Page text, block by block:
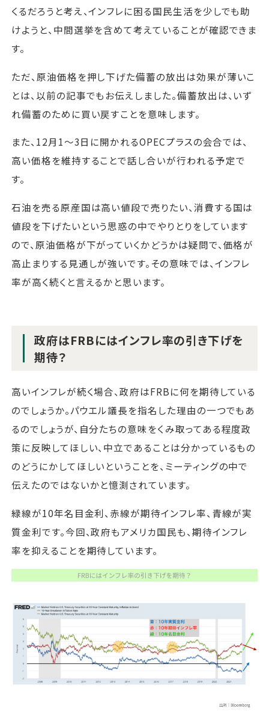
くるだろうと考え、インフレに困る国民生活を少しでも助
けようと、中間選挙を含めて考えていることが確認できま
す。
ただ、原油価格を押し下げた備蓄の放出は効果が薄いこ
とは、以前の記事でもお伝えしました。備蓄放出は、いず
れ備蓄のために買い戻すことを意味します。
また、12月1～3日に開かれるOPECプラスの会合では、
高い価格を維持することで話し合いが行われる予定で
す。
石油を売る原産国は高い値段で売りたい、消費する国は
値段を下げたいという思惑の中でやりとりをしています
ので、原油価格が下がっていくかどうかは疑問で、価格が
高止まりする見通しが強いです。その意味では、インフレ
率が高く続くと言えるかと思います。
政府はFRBにはインフレ率の引き下げを
期待？
高いインフレが続く場合、政府はFRBに何を期待している
のでしょうか。パウエル議長を指名した理由の一つでもあ
るのでしょうが、自分たちの意味をくみ取ってある程度政
策に反映してほしい、中立であることは分かっているもの
のどうにかしてほしいということを、ミーティングの中で
伝えたのではないかと憶測されています。
緑線が10年名目金利、赤線が期待インフレ率、青線が実
質金利です。今回、政府もアメリカ国民も、期待インフレ
率を抑えることを期待しています。